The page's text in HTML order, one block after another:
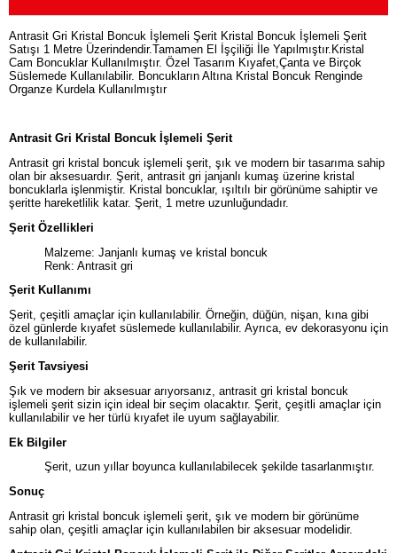
Antrasit Gri Kristal Boncuk İşlemeli Şerit Kristal Boncuk İşlemeli Şerit
Satışı 1 Metre Üzerindendir.Tamamen El İşçiliği İle Yapılmıştır.Kristal
Cam Boncuklar Kullanılmıştır. Özel Tasarım Kıyafet,Çanta ve Birçok
Süslemede Kullanılabilir. Boncukların Altına Kristal Boncuk Renginde
Organze Kurdela Kullanılmıştır
Antrasit Gri Kristal Boncuk İşlemeli Şerit
Antrasit gri kristal boncuk işlemeli şerit, şık ve modern bir tasarıma sahip
olan bir aksesuardır. Şerit, antrasit gri janjanlı kumaş üzerine kristal
boncuklarla işlenmiştir. Kristal boncuklar, ışıltılı bir görünüme sahiptir ve
şeritte hareketlilik katar. Şerit, 1 metre uzunluğundadır.
Şerit Özellikleri
Malzeme: Janjanlı kumaş ve kristal boncuk
Renk: Antrasit gri
Şerit Kullanımı
Şerit, çeşitli amaçlar için kullanılabilir. Örneğin, düğün, nişan, kına gibi
özel günlerde kıyafet süslemede kullanılabilir. Ayrıca, ev dekorasyonu için
de kullanılabilir.
Şerit Tavsiyesi
Şık ve modern bir aksesuar arıyorsanız, antrasit gri kristal boncuk
işlemeli şerit sizin için ideal bir seçim olacaktır. Şerit, çeşitli amaçlar için
kullanılabilir ve her türlü kıyafet ile uyum sağlayabilir.
Ek Bilgiler
Şerit, uzun yıllar boyunca kullanılabilecek şekilde tasarlanmıştır.
Sonuç
Antrasit gri kristal boncuk işlemeli şerit, şık ve modern bir görünüme
sahip olan, çeşitli amaçlar için kullanılabilen bir aksesuar modelidir.